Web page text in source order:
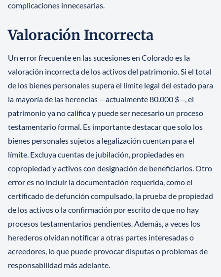
complicaciones innecesarias.
Valoración Incorrecta
Un error frecuente en las sucesiones en Colorado es la
valoración incorrecta de los activos del patrimonio. Si el total
de los bienes personales supera el límite legal del estado para
la mayoría de las herencias —actualmente 80.000 $—, el
patrimonio ya no califica y puede ser necesario un proceso
testamentario formal. Es importante destacar que solo los
bienes personales sujetos a legalización cuentan para el
límite. Excluya cuentas de jubilación, propiedades en
copropiedad y activos con designación de beneficiarios. Otro
error es no incluir la documentación requerida, como el
certificado de defunción compulsado, la prueba de propiedad
de los activos o la confirmación por escrito de que no hay
procesos testamentarios pendientes. Además, a veces los
herederos olvidan notificar a otras partes interesadas o
acreedores, lo que puede provocar disputas o problemas de
responsabilidad más adelante.